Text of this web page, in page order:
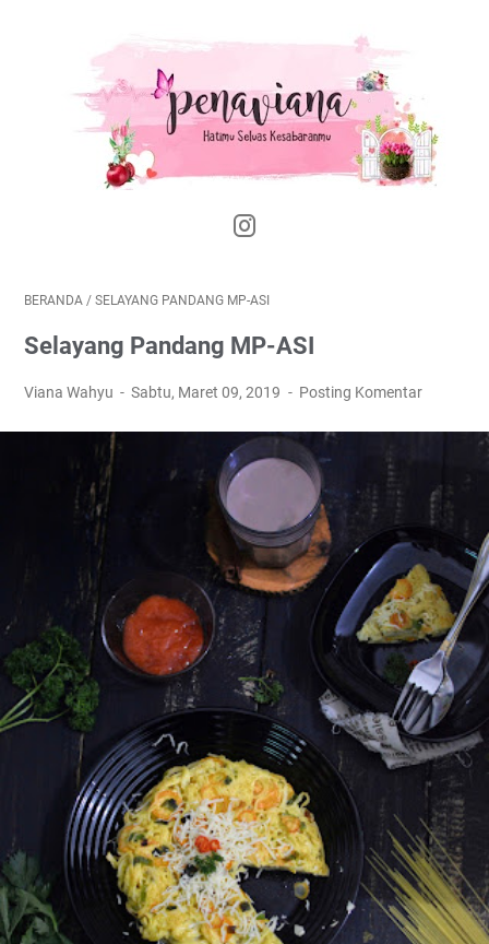
BERANDA / SELAYANG PANDANG MP-ASI
Selayang Pandang MP-ASI
Viana Wahyu Sabtu, Maret 09, 2019 Posting Komentar